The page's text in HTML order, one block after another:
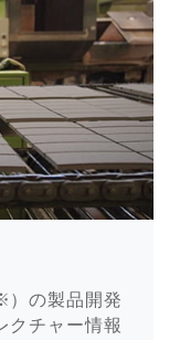
）の製品開発
クチャー情報